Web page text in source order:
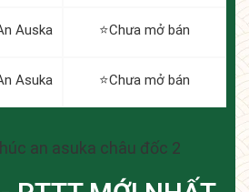
Auska ⭐️Chưa mở bán
Asuka ⭐️Chưa mở bán